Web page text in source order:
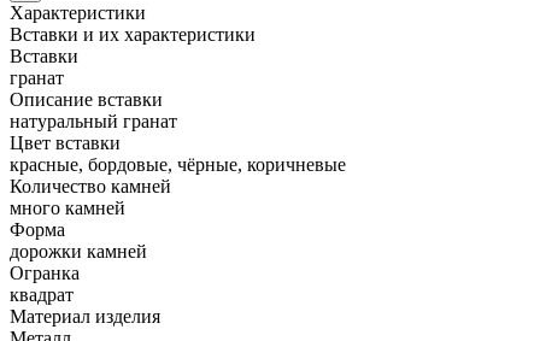
Характеристики
Вставки и их характеристики
Вставки
гранат
Описание вставки
натуральный гранат
Цвет вставки
красные, бордовые, чёрные, коричневые
Количество камней
много камней
Форма
дорожки камней
Огранка
квадрат
Материал изделия